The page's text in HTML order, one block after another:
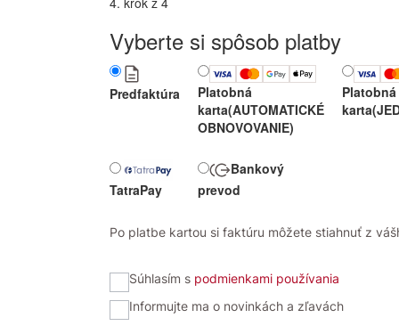
Vyberte si spôsob platby
Predfaktúra
Platobná
karta(AUTOMATICKÉ
OBNOVOVANIE)
Platobná
karta
TatraPay
Bankový
prevod
Po platbe kartou si faktúru môžete stiahnuť z
Súhlasím s podmienkami používania
Informujte ma o novinkách a zľavách